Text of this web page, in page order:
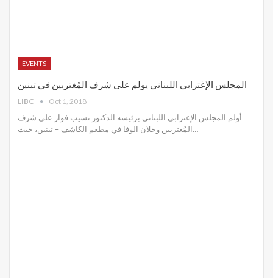
EVENTS
المجلس الإغترابي اللبناني يولم على شرف المُغتربين في تبنين
LIBC Oct 1, 2018
أولم المجلس الإغترابي اللبناني برئيسه الدكتور نسيب فواز على شرف
المُغتربين وخلان الوفا في مطعم الكاشف – تبنين، حيث…